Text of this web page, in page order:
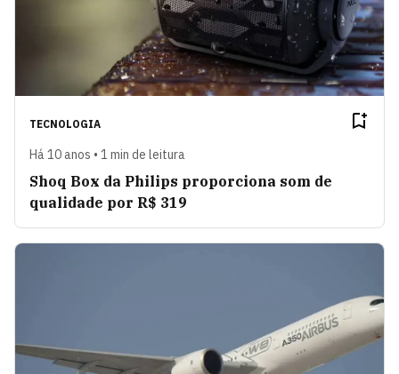
TECNOLOGIA
Há 10 anos • 1 min de leitura
Shoq Box da Philips proporciona som de
qualidade por R$ 319